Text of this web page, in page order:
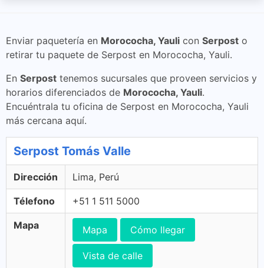
Enviar paquetería en Morococha, Yauli con Serpost o
retirar tu paquete de Serpost en Morococha, Yauli.
En Serpost tenemos sucursales que proveen servicios y
horarios diferenciados de Morococha, Yauli.
Encuéntrala tu oficina de Serpost en Morococha, Yauli
más cercana aquí.
Serpost Tomás Valle
Dirección Lima, Perú
Télefono +51 1 511 5000
Mapa Mapa Cómo llegar
Vista de calle